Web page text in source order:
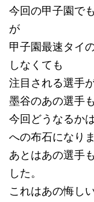
今回の甲子園で
が
甲子園最速タイ
しなくても
注目される選手
墨谷のあの選手
今回どうなるか
への布石になり
あとはあの選手
した。
これはあの悔し